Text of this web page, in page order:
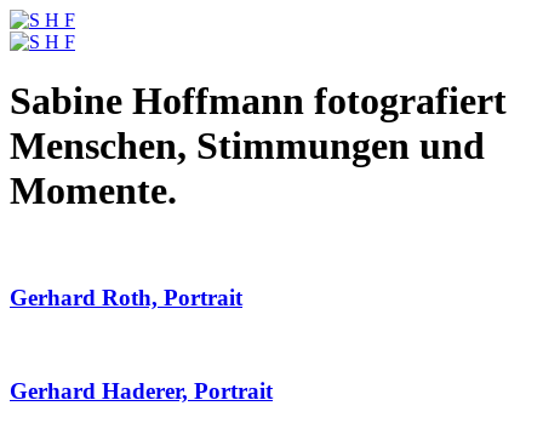
Sabine Hoffmann fotografiert
Menschen, Stimmungen und
Momente.
Gerhard Roth, Portrait
Gerhard Haderer, Portrait